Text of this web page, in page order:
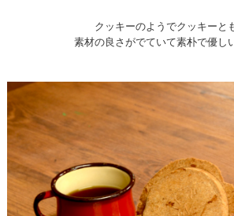
クッキーのようでクッキーと
素材の良さがでていて素朴で優し